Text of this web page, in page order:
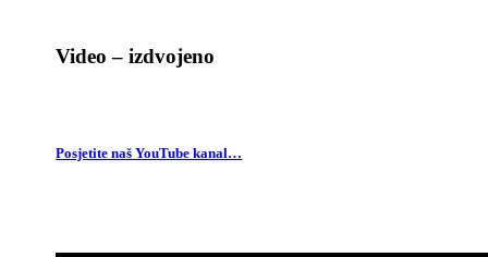
Video – izdvojeno
Posjetite naš YouTube kanal…